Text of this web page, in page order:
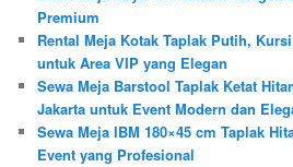
Premium
Rental Meja Kotak Taplak Putih,
untuk Area VIP yang Elegan
Sewa Meja Barstool Taplak Ketat
Jakarta untuk Event Modern dan
Sewa Meja IBM 180×45 cm Taplak
Event yang Profesional